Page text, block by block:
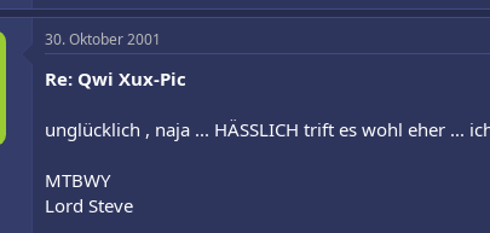
30. Oktober 2001
Re: Qwi Xux-Pic
unglücklich , naja ... HÄSSLICH trift es wohl eher ...
MTBWY
Lord Steve